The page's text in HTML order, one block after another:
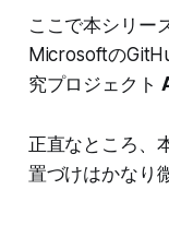
ここで本シリー
Microsoftの
究プロジェクト
正直なところ、
置づけはかなり